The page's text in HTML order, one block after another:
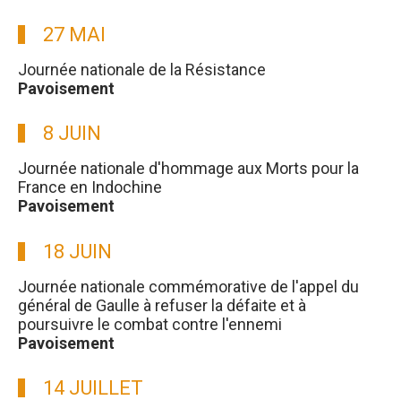
27 MAI
Journée nationale de la Résistance
Pavoisement
8 JUIN
Journée nationale d'hommage aux Morts pour la
France en Indochine
Pavoisement
18 JUIN
Journée nationale commémorative de l'appel du
général de Gaulle à refuser la défaite et à
poursuivre le combat contre l'ennemi
Pavoisement
14 JUILLET